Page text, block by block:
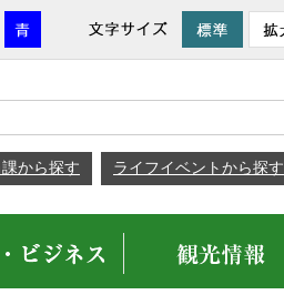
から探す ライフイベントから探す